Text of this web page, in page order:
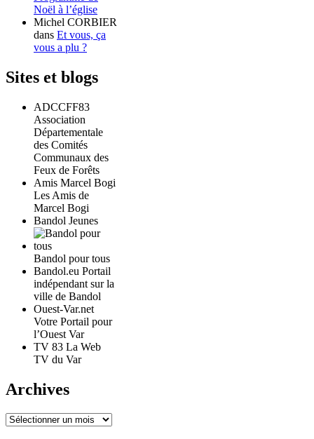
Noël à l’église
Michel CORBIER
dans Et vous, ça
vous a plu ?
Sites et blogs
ADCCFF83
Association
Départementale
des Comités
Communaux des
Feux de Forêts
Amis Marcel Bogi
Les Amis de
Marcel Bogi
Bandol Jeunes
Bandol pour tous
Bandol.eu Portail
indépendant sur la
ville de Bandol
Ouest-Var.net
Votre Portail pour
l’Ouest Var
TV 83 La Web
TV du Var
Archives
Archives